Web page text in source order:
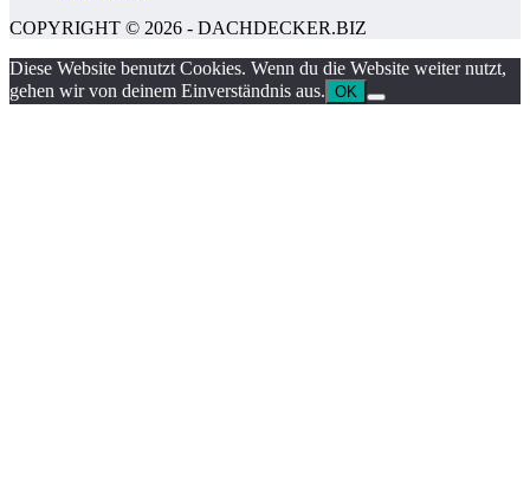
COPYRIGHT © 2026 - DACHDECKER.BIZ
Diese Website benutzt Cookies. Wenn du die Website weiter nutzt,
gehen wir von deinem Einverständnis aus. OK